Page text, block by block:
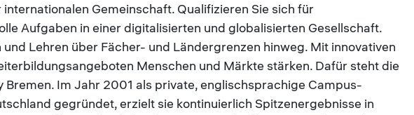
internationalen Gemeinschaft. Qualifizieren Sie sich für
Aufgaben in einer digitalisierten und globalisierten Gesellschaft.
und Lehren über Fächer- und Ländergrenzen hinweg. Mit innovativen
Menschen und Märkte stärken. Dafür steht die
Bremen. Im Jahr 2001 als private, englischsprachige Campus-
gegründet, erzielt sie kontinuierlich Spitzenergebnisse in